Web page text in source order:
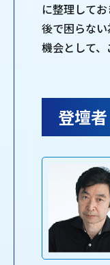
に整理してお
後で困らな
機会として、
登壇者